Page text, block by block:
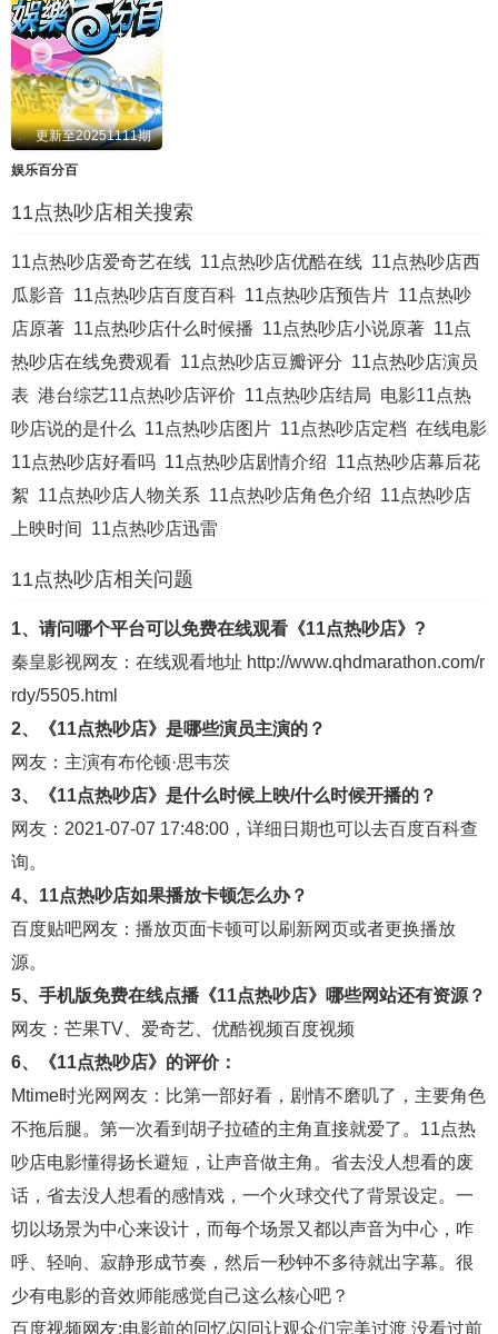
20230314 20230315
20230321 20230322
20230328 20230329
20230404 20230405
20230426 20230427 20230502
20230503 20230504 20230508 20230509
20230510 20230511 20230515 20230516
20230518 20230522 20230523
20230524 20230525 20230530 20230531
20230601 20230605 20230606 20230607
20230612
20230615 20230619
20230622 20230626 20230627 20230628
20230704
20230706 20230710 20230711
20230717 20230718
20230724 20230725 20230726
20230731
20230807 20230808 20230809
20230815 20230816 20230817
20230821 20230822 20230823 20230824
20230828 20230829 20230830
20230904 20230905
20230911 20230912 20230913 20230914
20230918 20230919 20230920 20230921
20230925 20230926 20230927
20231002 20231003 20231004 20231005
20231009 20231010 20231011
更新至20251111期
娱乐百分百
11点热吵店相关搜索
11点热吵店爱奇艺在线 11点热吵店优酷在线 11点热吵店西
瓜影音 11点热吵店百度百科 11点热吵店预告片 11点热吵
店原著 11点热吵店什么时候播 11点热吵店小说原著 11点
热吵店在线免费观看 11点热吵店豆瓣评分 11点热吵店演员
表 港台综艺11点热吵店评价 11点热吵店结局 电影11点热
吵店说的是什么
11点热吵店图片 11点热吵店定档 在线电影
11点热吵店好看吗 11点热吵店剧情介绍 11点热吵店幕后花
絮 11点热吵店人物关系 11点热吵店角色介绍 11点热吵店
上映时间
11点热吵店迅雷
11点热吵店相关问题
1、请问哪个平台可以免费在线观看《11点热吵店》?
秦皇影视网友：在线观看地址 http://www.qhdmarathon.com/r
rdy/5505.html
2、《11点热吵店》是哪些演员主演的？
网友：主演有布伦顿·思韦茨
3、《11点热吵店》是什么时候上映/什么时候开播的？
网友：2021-07-07 17:48:00，详细日期也可以去百度百科查
询。
4、11点热吵店如果播放卡顿怎么办？
百度贴吧网友：播放页面卡顿可以刷新网页或者更换播放
源。
5、手机版免费在线点播《11点热吵店》哪些网站还有资源？
网友： 芒果TV 爱奇艺 优酷视频百度视频
6、《11点热吵店》的评价：
Mtime时光网 网友：比第一部好看，剧情不磨叽了，主要角色
不拖后腿。第一次看到胡子拉碴的主角直接就爱了。11点热
吵店电影懂得扬长避短，让声音做主角。省去没人想看的废
话，省去没人想看的感情戏，一个火球交代了背景设定。一
切以场景为中心来设计，而每个场景又都以声音为中心，咋
呼、轻响、寂静形成节奏，然后一秒钟不多待就出字幕。很
少有电影的音效师能感觉自己这么核心吧？
百度视频网友:电影前的回忆闪回让观众们完美过渡 没看过前